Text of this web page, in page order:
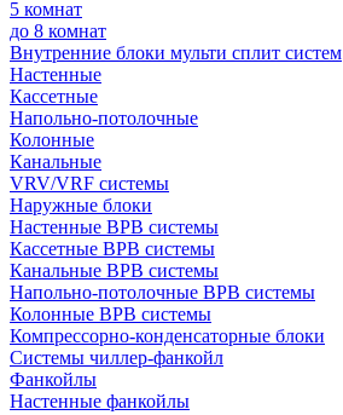
5 комнат
до 8 комнат
Внутренние блоки мульти сплит систем
Настенные
Кассетные
Напольно-потолочные
Колонные
Канальные
VRV/VRF системы
Наружные блоки
Настенные ВРВ системы
Кассетные ВРВ системы
Канальные ВРВ системы
Напольно-потолочные ВРВ системы
Колонные ВРВ системы
Компрессорно-конденсаторные блоки
Системы чиллер-фанкойл
Фанкойлы
Настенные фанкойлы